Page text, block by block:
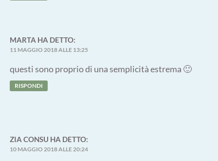
MARTA HA DETTO:
11 MAGGIO 2018 ALLE 13:25
questi sono proprio di una semplicità estrema 🙂
RISPONDI
ZIA CONSU HA DETTO:
10 MAGGIO 2018 ALLE 20:24